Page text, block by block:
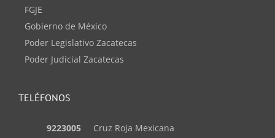
TELÉFONOS
9223005
Cruz Roja Mexicana
FGJE
Gobierno de México
Poder Legislativo Zacatecas
Poder Judicial Zacatecas